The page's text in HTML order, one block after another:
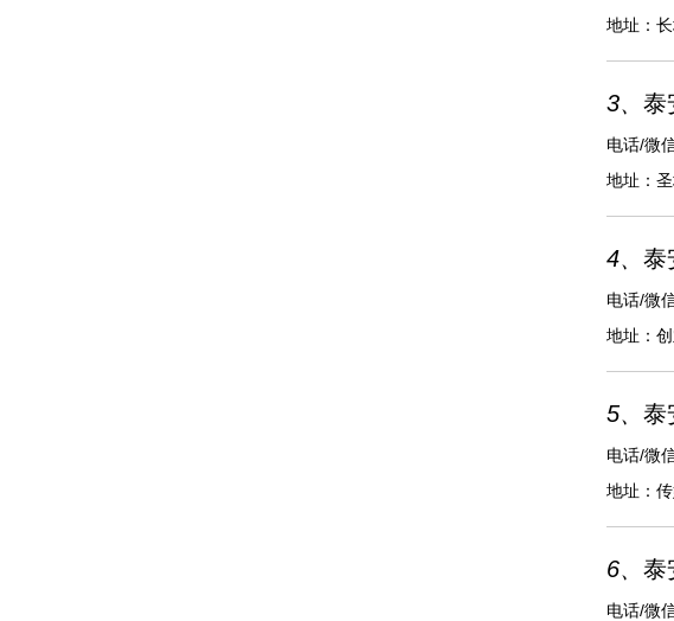
地址：
3、 泰
电话/微
地址：
4、 泰
电话/微
地址：
5、 泰
电话/微
地址：
6、 泰
电话/微